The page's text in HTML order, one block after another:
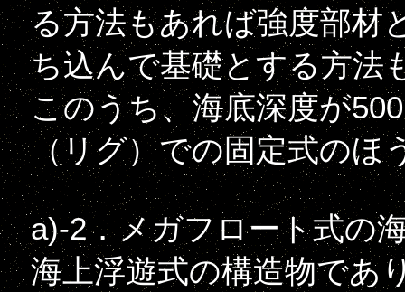
る方法もあれば強度部材
ち込んで基礎とする方法
このうち、海底深度が
（リグ）での固定式のほ
a)-2．メガフロート式の
海上浮遊式の構造物であ